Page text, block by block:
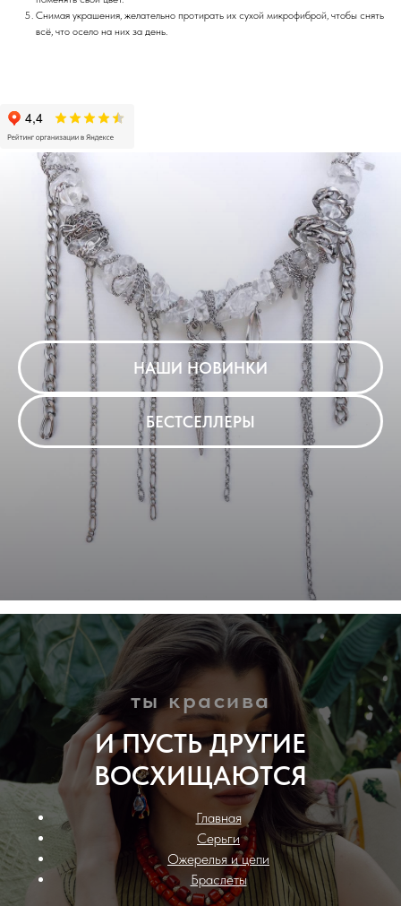
Снимая украшения, желательно протирать их сухой микрофиброй, чтобы снять
всё, что осело на них за день.
НАШИ НОВИНКИ
БЕСТСЕЛЛЕРЫ
ты красива
И ПУСТЬ ДРУГИЕ
ВОСХИЩАЮТСЯ
Главная
Серьги
Ожерелья и цепи
Браслеты